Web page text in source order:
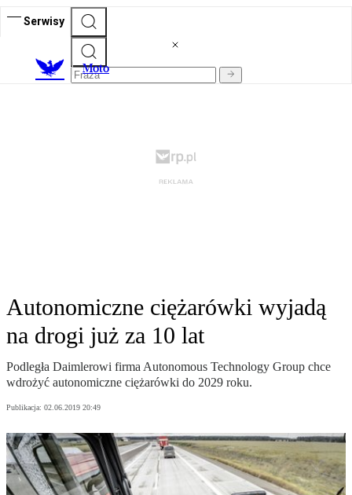
Serwisy
Moto
Autonomiczne ciężarówki wyjadą
na drogi już za 10 lat
Podległa Daimlerowi firma Autonomous Technology Group chce
wdrożyć autonomiczne ciężarówki do 2029 roku.
Publikacja: 02.06.2019 20:49